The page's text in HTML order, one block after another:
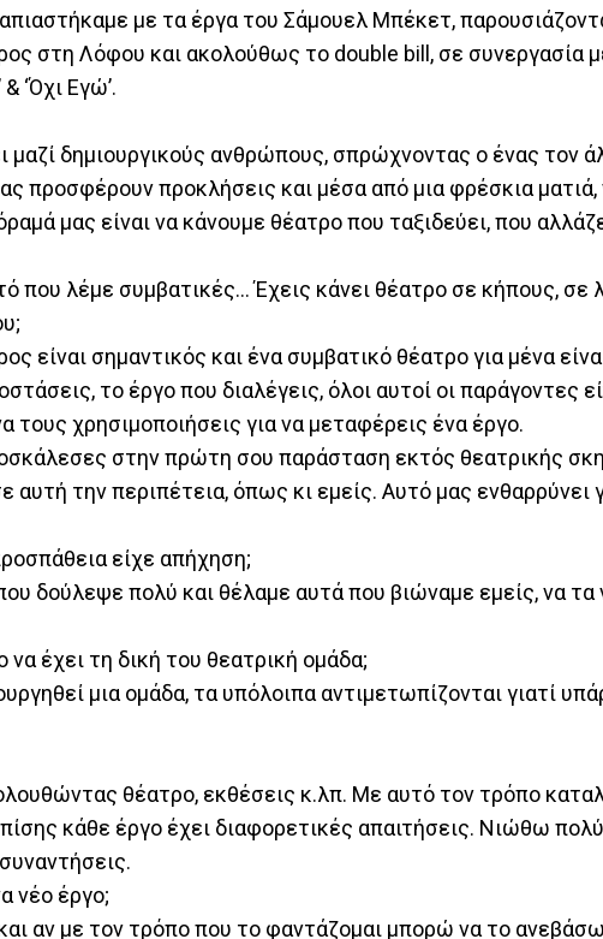
με τα έργα του Σάμουελ Μπέκετ,
στη Λόφου και ακολούθως το double bill, σε συνεργασία
‘Όχι Εγώ’.
μαζί δημιουργικούς ανθρώπους, σπρώχνοντας ο ένας τον
προσφέρουν προκλήσεις και μέσα από μια φρέσκια ματιά,
μας είναι να κάνουμε θέατρο που ταξιδεύει, που
που λέμε συμβατικές… Έχεις κάνει θέατρο σε κήπους, σε
είναι σημαντικός και ένα συμβατικό θέατρο για μένα
το έργο που διαλέγεις, όλοι αυτοί οι παράγοντες
τους χρησιμοποιήσεις για να μεταφέρεις ένα έργο.
στην πρώτη σου παράσταση εκτός θεατρικής
την περιπέτεια, όπως κι εμείς. Αυτό μας ενθαρρύνει
είχε απήχηση;
δούλεψε πολύ και θέλαμε αυτά που βιώναμε εμείς, να τα
έχει τη δική του θεατρική ομάδα;
μια ομάδα, τα υπόλοιπα αντιμετωπίζονται γιατί
θέατρο, εκθέσεις κ.λπ. Με αυτό τον τρόπο
κάθε έργο έχει διαφορετικές απαιτήσεις. Νιώθω
νέο έργο;
αν με τον τρόπο που το φαντάζομαι μπορώ να το